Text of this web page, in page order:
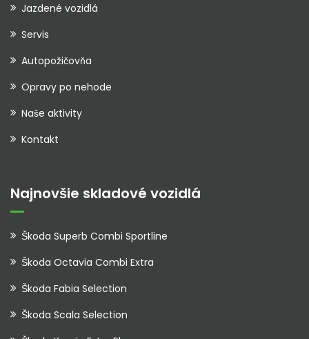
Jazdené vozidlá
Servis
Autopožičovňa
Opravy po nehode
Naše aktivity
Kontakt
Najnovšie skladové vozidlá
Škoda Superb Combi Sportline
Škoda Octavia Combi Extra
Škoda Fabia Selection
Škoda Scala Selection